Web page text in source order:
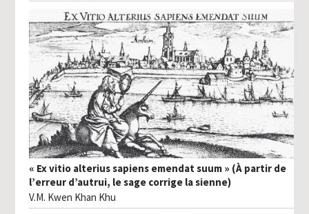
« Ex vitio alterius sapiens emendat suum » (À partir de
l’erreur d’autrui, le sage corrige la sienne)
V.M. Kwen Khan Khu